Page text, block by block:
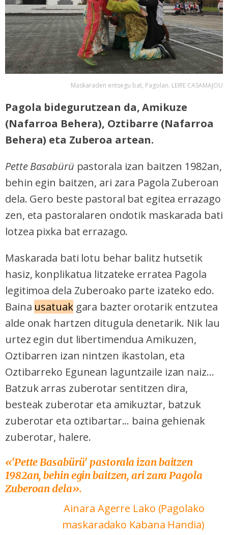
Maskaraden entsegu bat, Pagolan. LEIRE CASAMAJOU
Pagola bidegurutzean da, Amikuze
(Nafarroa Behera), Oztibarre (Nafarroa
Behera) eta Zuberoa artean.
Pette Basabürü pastorala izan baitzen 1982an,
behin egin baitzen, ari zara Pagola Zuberoan
dela. Gero beste pastoral bat egitea errazago
zen, eta pastoralaren ondotik maskarada bati
lotzea pixka bat errazago.
Maskarada bati lotu behar balitz hutsetik
hasiz, konplikatua litzateke erratea Pagola
legitimoa dela Zuberoako parte izateko edo.
Baina usatuakgara bazter orotarik entzutea
alde onak hartzen ditugula denetarik. Nik lau
urtez egin dut libertimendua Amikuzen,
Oztibarren izan nintzen ikastolan, eta
Oztibarreko Egunean laguntzaile izan naiz...
Batzuk arras zuberotar sentitzen dira,
besteak zuberotar eta amikuztar, batzuk
zuberotar eta oztibartar... baina gehienak
zuberotar, halere.
«'Pette Basabürü' pastorala izan baitzen
1982an, behin egin baitzen, ari zara Pagola
Zuberoan dela».
Ainara Agerre Lako (Pagolako
maskaradako Kabana Handia)